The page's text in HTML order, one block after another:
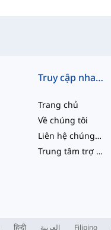
Truy cập nhanh
Trang chủ
Về chúng tôi
Liên hệ chúng tôi
Trung tâm trợ giúp
हिन्दी العربية Filipino